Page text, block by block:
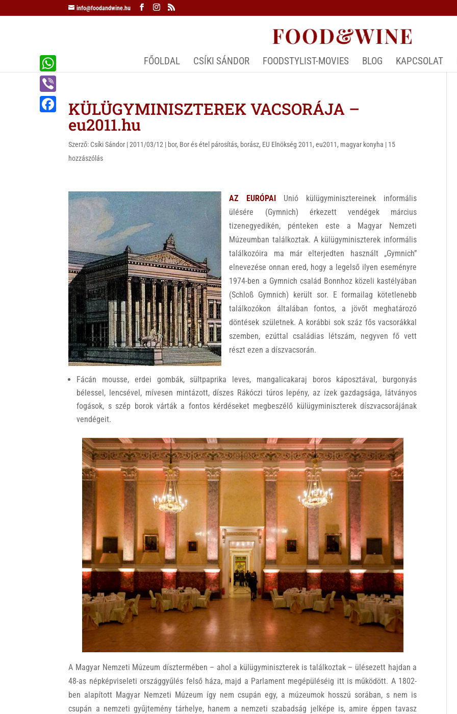
info@foodandwine.hu
FŐOLDAL CSÍKI SÁNDOR FOODSTYLIST-MOVIES BLOG KAPCSOLAT
KÜLÜGYMINISZTEREK VACSORÁJA –
eu2011.hu
Szerző: Csíki Sándor |2011/03/12 | bor, Bor és étel párosítás, borász, EU Elnökség 2011,eu2011, magyar konyha | 15
hozzászólás
AZ EURÓPAI Unió külügyminisztereinek informális
ülésére (Gymnich) érkezett vendégek március
tizenegyedikén, pénteken este a Magyar Nemzeti
Múzeumban találkoztak. A külügyminiszterek informális
találkozóira ma már elterjedten használt „Gymnich”
elnevezése onnan ered, hogy a legelső ilyen eseményre
1974-ben a Gymnich család Bonnhoz közeli kastélyában
(Schloß Gymnich) került sor. E formailag kötetlenebb
találkozókon általában fontos, a jövőt meghatározó
döntések születnek. A korábbi sok száz fős vacsorákkal
szemben, ezúttal családias létszám, negyven fő vett
részt ezen a díszvacsorán.
Fácán mousse, erdei gombák, sültpaprika leves, mangalicakaraj boros káposztával, burgonyás
bélessel, lencsével, mívesen mintázott, díszes Rákóczi túros lepény, az ízek gazdagsága, látványos
fogások, s szép borok várták a fontos kérdéseket megbeszélő külügyminiszterek díszvacsorájának
vendégeit.
A Magyar Nemzeti Múzeum dísztermében – ahol a külügyminiszterek is találkoztak – ülésezett hajdan a
48-as népképviseleti országgyűlés felső háza, majd a Parlament megépüléséig itt is működött. A 1802-
ben alapított Magyar Nemzeti Múzeum így nem csupán egy, a múzeumok hosszú sorában, s nem is
csupán a nemzeti gyűjtemény tárhelye, hanem a nemzeti szabadság jelképe is, amire éppen tavasz
W
h
a
V